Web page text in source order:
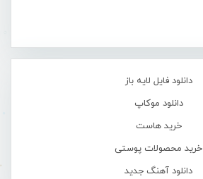
دانلود فایل لایه باز
دانلود موکاپ
خرید هاست
خرید محصولات پوستی
دانلود آهنگ جدید